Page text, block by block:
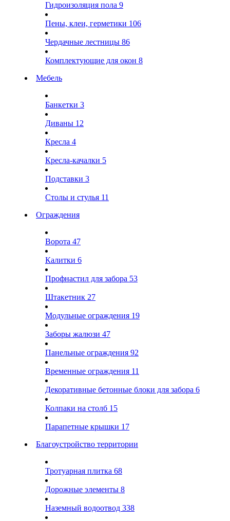
Гидроизоляция пола 9
Пены, клеи, герметики 106
Чердачные лестницы 86
Комплектующие для окон 8
Мебель
Банкетки 3
Диваны 12
Кресла 4
Кресла-качалки 5
Подставки 3
Столы и стулья 11
Ограждения
Ворота 47
Калитки 6
Профнастил для забора 53
Штакетник 27
Модульные ограждения 19
Заборы жалюзи 47
Панельные ограждения 92
Временные ограждения 11
Декоративные бетонные блоки для забора 6
Колпаки на столб 15
Парапетные крышки 17
Благоустройство территории
Тротуарная плитка 68
Дорожные элементы 8
Наземный водоотвод 338